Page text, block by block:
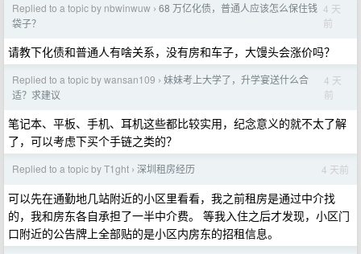
Replied to a topic by nbwinwuw › 68 万亿化债，普通人应该怎么保住钱
袋子？
4 天
前
请教下化债和普通人有啥关系，没有房和车子，大馒头会涨价吗？
Replied to a topic by wansan109 › 妹妹考上大学了，升学宴送什么合
适？求建议
4 天
前
笔记本、平板、手机、耳机这些都比较实用，纪念意义的就不太了解
了，可以考虑下买个手链之类的？
Replied to a topic by T1ght › 深圳租房经历 4 天前
可以先在通勤地几站附近的小区里看看，我之前租房是通过中介找
的，我和房东各自承担了一半中介费。 等我入住之后才发现，小区门
口附近的公告牌上全部贴的是小区内房东的招租信息。